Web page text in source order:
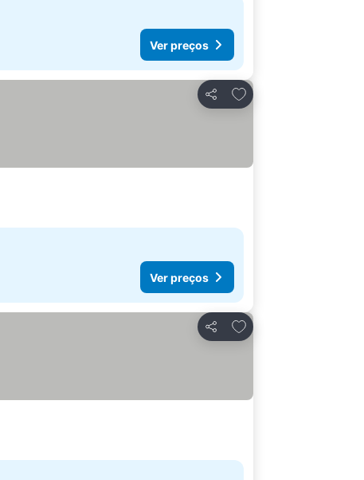
Ver preços
Partilhar
Adicionar aos favoritos
Ver preços
Partilhar
Adicionar aos favoritos